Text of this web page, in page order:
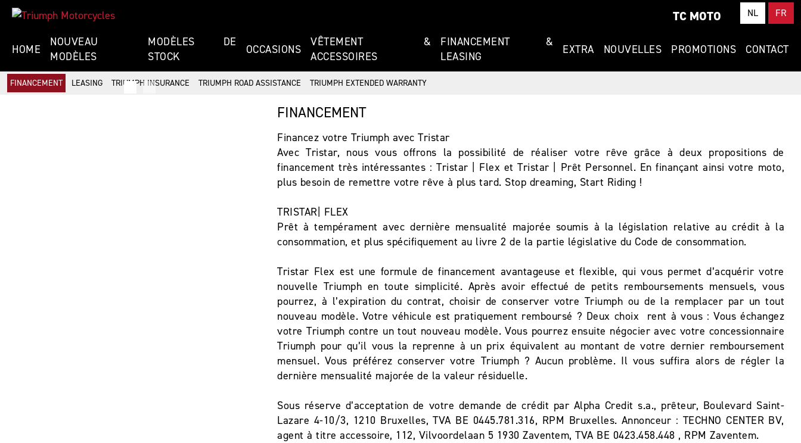
TC MOTO NL FR
HOME
NOUVEAU
MODÈLES
MODÈLES DE
STOCK
OCCASIONS
VÊTEMENT &
ACCESSOIRES
FINANCEMENT &
LEASING
EXTRA NOUVELLES PROMOTIONS CONTACT
FINANCEMENT LEASING TRIUMPH INSURANCE TRIUMPH ROAD ASSISTANCE TRIUMPH EXTENDED WARRANTY
FINANCEMENT
Financez votre Triumph avec Tristar
Avec Tristar, nous vous offrons la possibilité de réaliser votre rêve grâce à deux propositions de
financement très intéressantes : Tristar | Flex et Tristar | Prêt Personnel. En finançant ainsi votre moto,
plus besoin de remettre votre rêve à plus tard. Stop dreaming, Start Riding !
TRISTAR| FLEX
Prêt à tempérament avec dernière mensualité majorée soumis à la législation relative au crédit à la
consommation, et plus spécifiquement au livre 2 de la partie législative du Code de consommation.
Tristar Flex est une formule de financement avantageuse et flexible, qui vous permet d’acquérir votre
nouvelle Triumph en toute simplicité. Après avoir effectué de petits remboursements mensuels, vous
pourrez, à l’expiration du contrat, choisir de conserver votre Triumph ou de la remplacer par un tout
nouveau modèle. Votre véhicule est pratiquement remboursé ? Deux choix rent à vous : Vous échangez
votre Triumph contre un tout nouveau modèle. Vous pourrez ensuite négocier avec votre concessionnaire
Triumph pour qu’il vous la reprenne à un prix équivalent au montant de votre dernier remboursement
mensuel. Vous préférez conserver votre Triumph ? Aucun problème. Il vous suffira alors de régler la
dernière mensualité majorée de la valeur résiduelle.
Sous réserve d’acceptation de votre demande de crédit par Alpha Credit s.a., prêteur, Boulevard Saint-
Lazare 4-10/3, 1210 Bruxelles, TVA BE 0445.781.316, RPM Bruxelles. Annonceur : TECHNO CENTER BV,
agent à titre accessoire, 112, Vilvoordelaan 5 1930 Zaventem, TVA BE 0423.458.448 , RPM Zaventem.